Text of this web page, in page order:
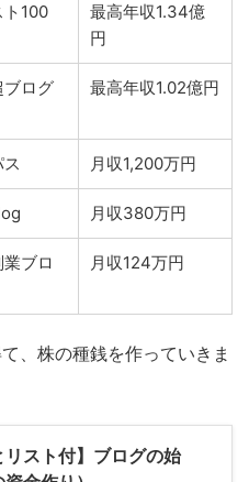
ト100
最高年収1.34億
円
ブログ
最高年収1.02億円
月収1,200万円
月収380万円
ブロ
月収124万円
、株の種銭を作っていきま
リスト付】ブログの始